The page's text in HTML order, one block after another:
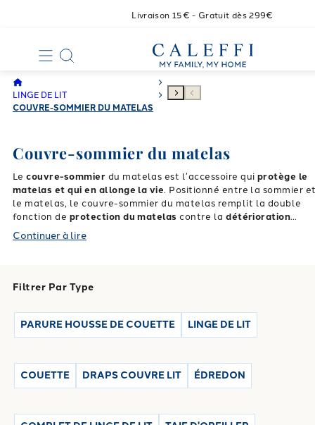
Livraison 15€ - Gratuit dès 299€
LINGE DE LIT
COUVRE-SOMMIER DU MATELAS
Couvre-sommier du matelas
Lecouvre-sommier du matelas est l’accessoire qui protège le
matelas et qui en allonge la vie. Positionné entre la sommier
le matelas, le couvre-sommier du matelas remplit la double
fonction de protection du matelas contre ladétérioration
causée par le frottement avec les lattes des lattes ou avec le
sommier, et à l’abri de la poussière qui stationne sous nos lits.
compromettrait l’intégrité du matelas, et la poussière n’entre
couvre-sommier du matelas de Caleffi, réalisés en douce
en polyester hypoallergéniqueet dotés de lacets
sa parfaite stabilité , sont les alliés parfaits pour optimiser la
matelas de Caleffi facilement en ligne, en choisissant entre
les plusieurs tailles disponibles laquelle le plus adapts à vos
exigéances: simple, une place et demie ou double.
acheter sur notre boutique en ligne à un prix intéressant.
Continuer à lire
Filtrer Par Type
PARURE HOUSSE DE COUETTE LINGE DE LIT
COUETTE DRAPS COUVRE LIT ÉDREDON